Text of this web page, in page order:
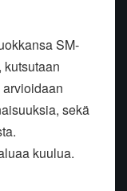
SM-
sekä
kuulua.